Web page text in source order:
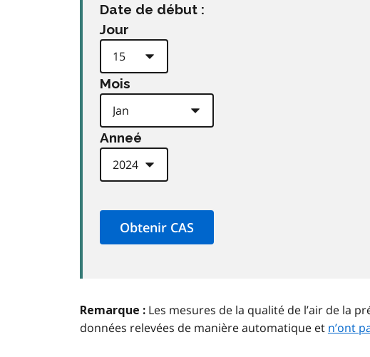
Date de début :
Jour
Mois
Anneé
Remarque : Les mesures de la qualité de l’air de la
données relevées de manière automatique et n’ont